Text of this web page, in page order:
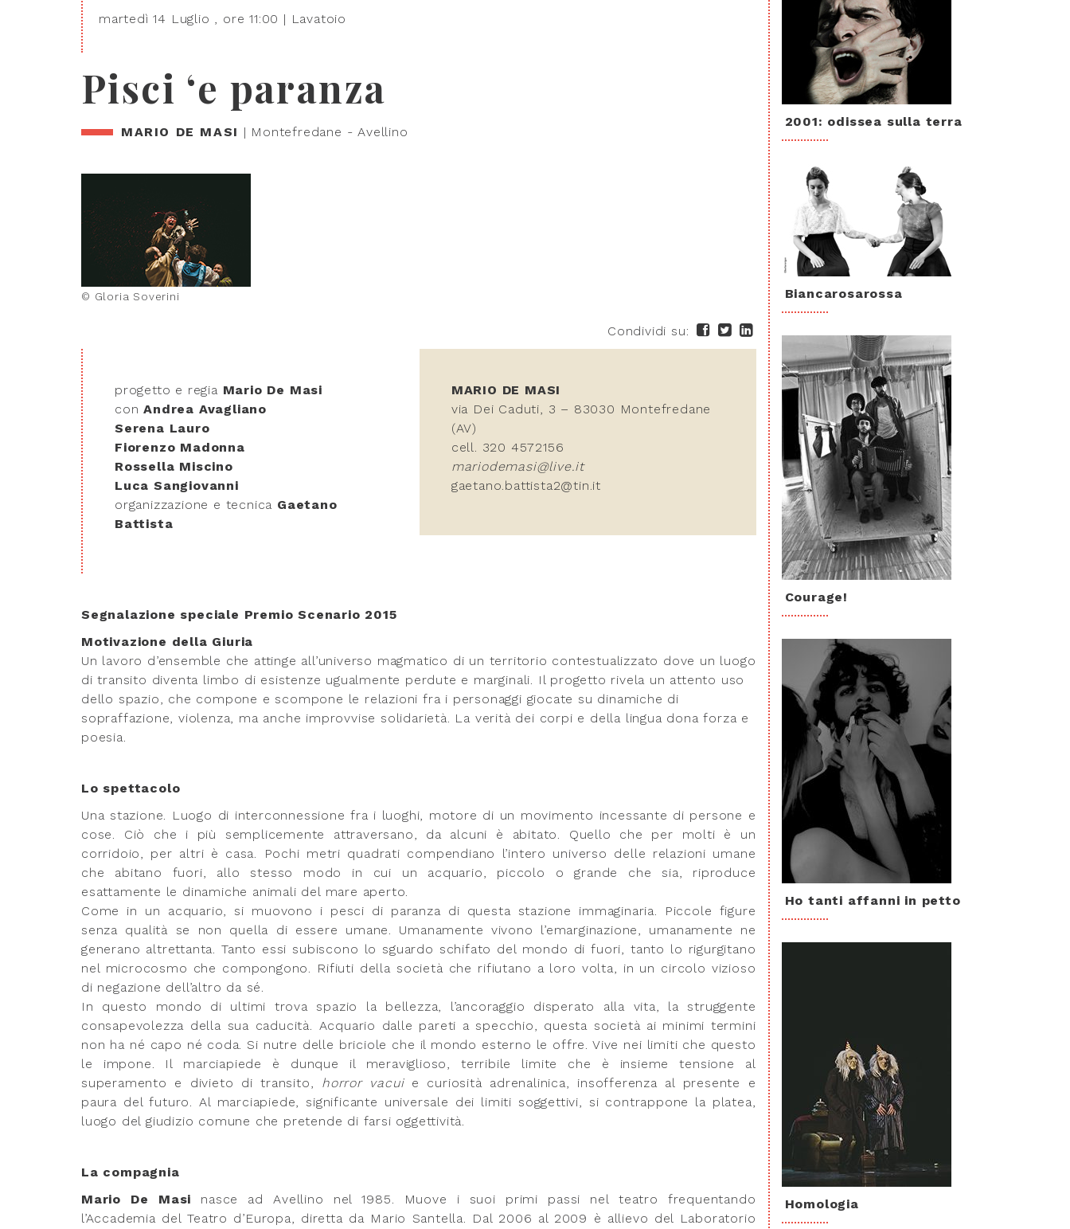
martedì 14 Luglio , ore 11:00 | Lavatoio
Pisci ‘e paranza
MARIO DE MASI | Montefredane - Avellino
© Gloria Soverini
Condividi su:
progetto e regia Mario De Masi
conAndrea Avagliano
Serena Lauro
Fiorenzo Madonna
Rossella Miscino
Luca Sangiovanni
organizzazione e tecnica Gaetano
Battista
MARIO DE MASI
via Dei Caduti, 3 – 83030 Montefredane
(AV)
cell. 320 4572156
mariodemasi@live.it
gaetano.battista2@tin.it
Segnalazione speciale Premio Scenario 2015
Motivazione della Giuria
Un lavoro d’ensemble che attinge all’universo magmatico di un territorio contestualizzato dove un luogo
di transito diventa limbo di esistenze ugualmente perdute e marginali. Il progetto rivela un attento uso
dello spazio, che compone e scompone le relazioni fra i personaggi giocate su dinamiche di
sopraffazione, violenza, ma anche improvvise solidarietà. La verità dei corpi e della lingua dona forza e
poesia.
Lo spettacolo
Una stazione. Luogo di interconnessione fra i luoghi, motore di un movimento incessante di persone e
cose. Ciò che i più semplicemente attraversano, da alcuni è abitato. Quello che per molti è un
corridoio, per altri è casa. Pochi metri quadrati compendiano l’intero universo delle relazioni umane
che abitano fuori, allo stesso modo in cui un acquario, piccolo o grande che sia, riproduce
esattamente le dinamiche animali del mare aperto.
Come in un acquario, si muovono i pesci di paranza di questa stazione immaginaria. Piccole figure
senza qualità se non quella di essere umane. Umanamente vivono l’emarginazione, umanamente ne
generano altrettanta. Tanto essi subiscono lo sguardo schifato del mondo di fuori, tanto lo rigurgitano
nel microcosmo che compongono. Rifiuti della società che rifiutano a loro volta, in un circolo vizioso
di negazione dell’altro da sé.
In questo mondo di ultimi trova spazio la bellezza, l’ancoraggio disperato alla vita, la struggente
consapevolezza della sua caducità. Acquario dalle pareti a specchio, questa società ai minimi termini
non ha né capo né coda. Si nutre delle briciole che il mondo esterno le offre. Vive nei limiti che questo
le impone. Il marciapiede è dunque il meraviglioso, terribile limite che è insieme tensione al
superamento e divieto di transito, horror vacuie curiosità adrenalinica, insofferenza al presente e
paura del futuro. Al marciapiede, significante universale dei limiti soggettivi, si contrappone la platea,
luogo del giudizio comune che pretende di farsi oggettività.
La compagnia
Mario De Masi nasce ad Avellino nel 1985. Muove i suoi primi passi nel teatro frequentando
l’Accademia del Teatro d’Europa, diretta da Mario Santella. Dal 2006 al 2009 è allievo del Laboratorio
2001: odissea sulla terra
Biancarosarossa
Courage!
Ho tanti affanni in petto
Homologia